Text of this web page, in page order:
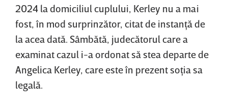
2024 la domiciliul cuplului, Kerley nu a mai
fost, în mod surprinzător, citat de instanţă de
la acea dată. Sâmbătă, judecătorul care a
examinat cazul i-a ordonat să stea departe de
Angelica Kerley, care este în prezent soţia sa
legală.